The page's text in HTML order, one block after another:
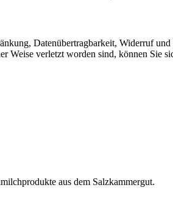
Datenübertragbarkeit, Widerruf
Weise verletzt worden sind, können Sie
aus dem Salzkammergut.